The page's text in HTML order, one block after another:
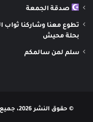
صدقة الجمعة
تطوع معنا وشاركنا ثواب
بحلة محيش
سلم لمن سالمكم
© حقوق النشر 2026، جميع الحقوق محفوظة |